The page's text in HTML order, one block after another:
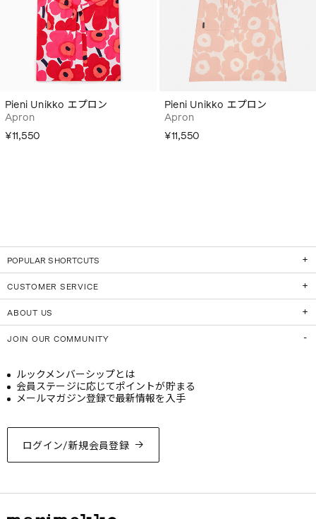
Pieni Unikko エプロン
Apron
¥11,550
Pieni Unikko エプロン
Apron
¥11,550
POPULAR SHORTCUTS
CUSTOMER SERVICE
ABOUT US
JOIN OUR COMMUNITY
ログイン/新規会員登録
ルックメンバーシップとは
会員ステージに応じてポイントが貯まる
メールマガジン登録で最新情報を入手